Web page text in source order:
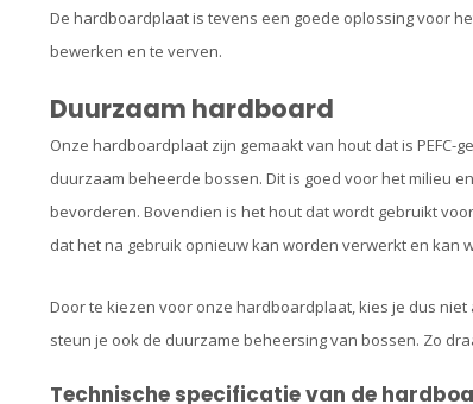
De hardboardplaat is tevens een goede oplossing voor
bewerken en te verven.
Duurzaam hardboard
Onze hardboardplaat zijn gemaakt van hout dat is
duurzaam beheerde bossen. Dit is goed voor het milieu
bevorderen. Bovendien is het hout dat wordt gebruikt
dat het na gebruik opnieuw kan worden verwerkt en kan
Door te kiezen voor onze hardboardplaat, kies je dus
steun je ook de duurzame beheersing van bossen. Zo
Technische specificatie van de